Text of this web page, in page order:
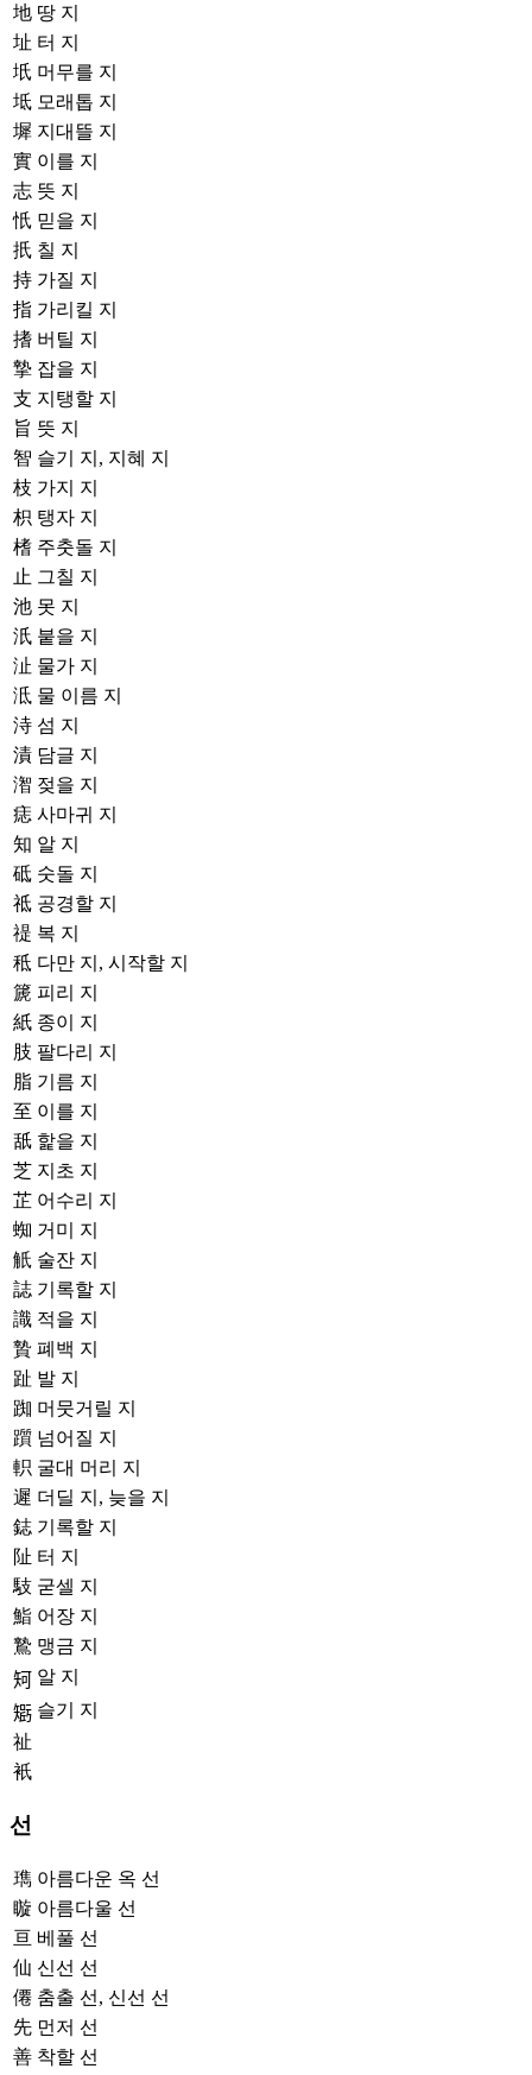
地 땅 지
址 터 지
坁 머무를 지
坻 모래톱 지
墀 지대뜰 지
實 이를 지
志 뜻 지
忯 믿을 지
扺 칠 지
持 가질 지
指 가리킬 지
搘 버틸 지
摯 잡을 지
支 지탱할 지
旨 뜻 지
智 슬기 지, 지혜 지
枝 가지 지
枳 탱자 지
榰 주춧돌 지
止 그칠 지
池 못 지
汦 붙을 지
沚 물가 지
泜 물 이름 지
洔 섬 지
漬 담글 지
潪 젖을 지
痣 사마귀 지
知 알 지
砥 숫돌 지
祗 공경할 지
禔 복 지
秪 다만 지, 시작할 지
篪 피리 지
紙 종이 지
肢 팔다리 지
脂 기름 지
至 이를 지
舐 핥을 지
芝 지초 지
芷 어수리 지
蜘 거미 지
觗 술잔 지
誌 기록할 지
識 적을 지
贄 폐백 지
趾 발 지
踟 머뭇거릴 지
躓 넘어질 지
軹 굴대 머리 지
遲 더딜 지, 늦을 지
鋕 기록할 지
阯 터 지
馶 굳셀 지
鮨 어장 지
鷙 맹금 지
𥎵 알 지
𥏾 슬기 지
祉
衹
선
㻽 아름다운 옥 선
䁢 아름다울 선
亘 베풀 선
仙 신선 선
僊 춤출 선, 신선 선
先 먼저 선
善 착할 선